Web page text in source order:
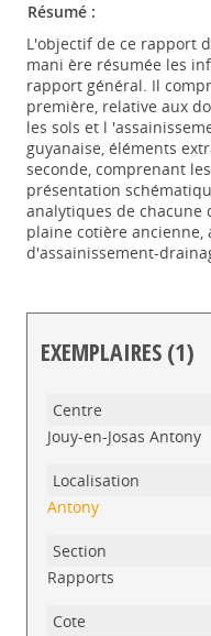
Résumé :
L'objectif de ce rapport
mani ère résumée les
rapport général. Il
première, relative aux
les sols et l
guyanaise, éléments
seconde, comprenant
présentation
analytiques de chacune
plaine cotière
d'assainissement-
EXEMPLAIRES (1)
Jouy-en-Josas Antony
Antony
Rapports